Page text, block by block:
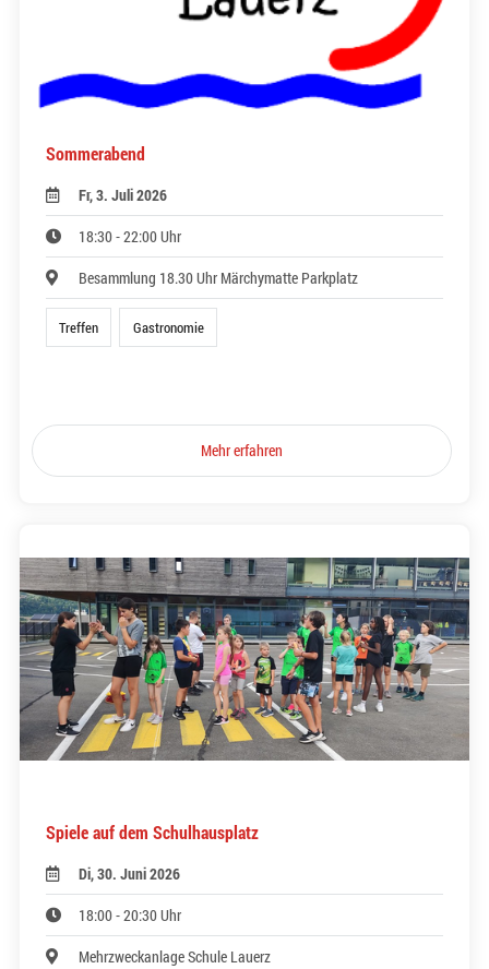
Sommerabend
Fr, 3. Juli 2026
18:30 - 22:00 Uhr
Besammlung 18.30 Uhr Märchymatte Parkplatz
Treffen Gastronomie
Mehr erfahren
Spiele auf dem Schulhausplatz
Di, 30. Juni 2026
18:00 - 20:30 Uhr
Mehrzweckanlage Schule Lauerz